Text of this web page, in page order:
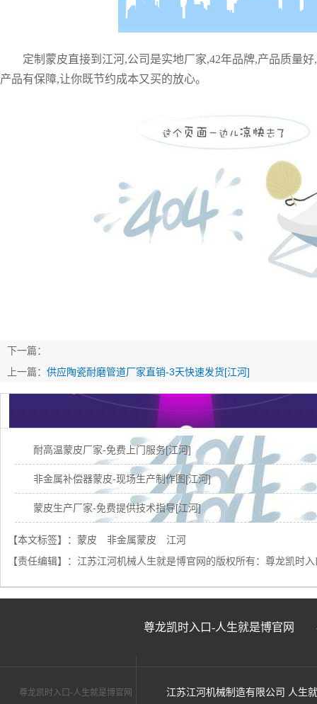
定制蒙皮直接到江河 ,公司是实地厂家,42年品牌,产品质量
产品有保障,让你既节约成本又买的放心。
下一篇：
上一篇： 供应陶瓷耐磨管道厂家直销-3天快速发货[江河]
耐高温蒙皮厂家-免费上门服务[江河]
非金属补偿器蒙皮-现场生产制作图[江河]
蒙皮生产厂家-免费提供技术指导[江河]
江苏蒙皮哪家好-用过的客户都推荐[江苏江河]
防火防紫外线蒙皮-可1天快速出货[江河]
锅炉非金属膨胀节蒙皮-实力厂家品质有保障[江河]
【本文标签】： 蒙皮 非金属蒙皮
江河
【责任编辑】： 江苏江河机械人生就是博官网的版权所有： 尊龙凯时
尊龙凯时入口-人生就是博官网
尊龙凯时入口-人生就是博官网 江苏江河机械制造有限公司 人生